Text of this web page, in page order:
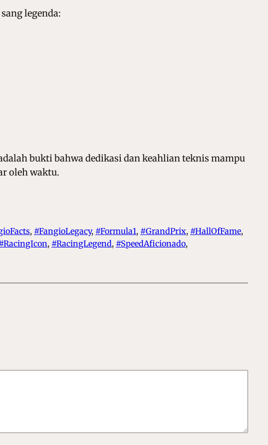
legenda:
bukti bahwa dedikasi dan keahlian teknis mampu
oleh waktu.
, #FangioLegacy, #Formula1, #GrandPrix, #HallOfFame
, #RacingLegend, #SpeedAficionado